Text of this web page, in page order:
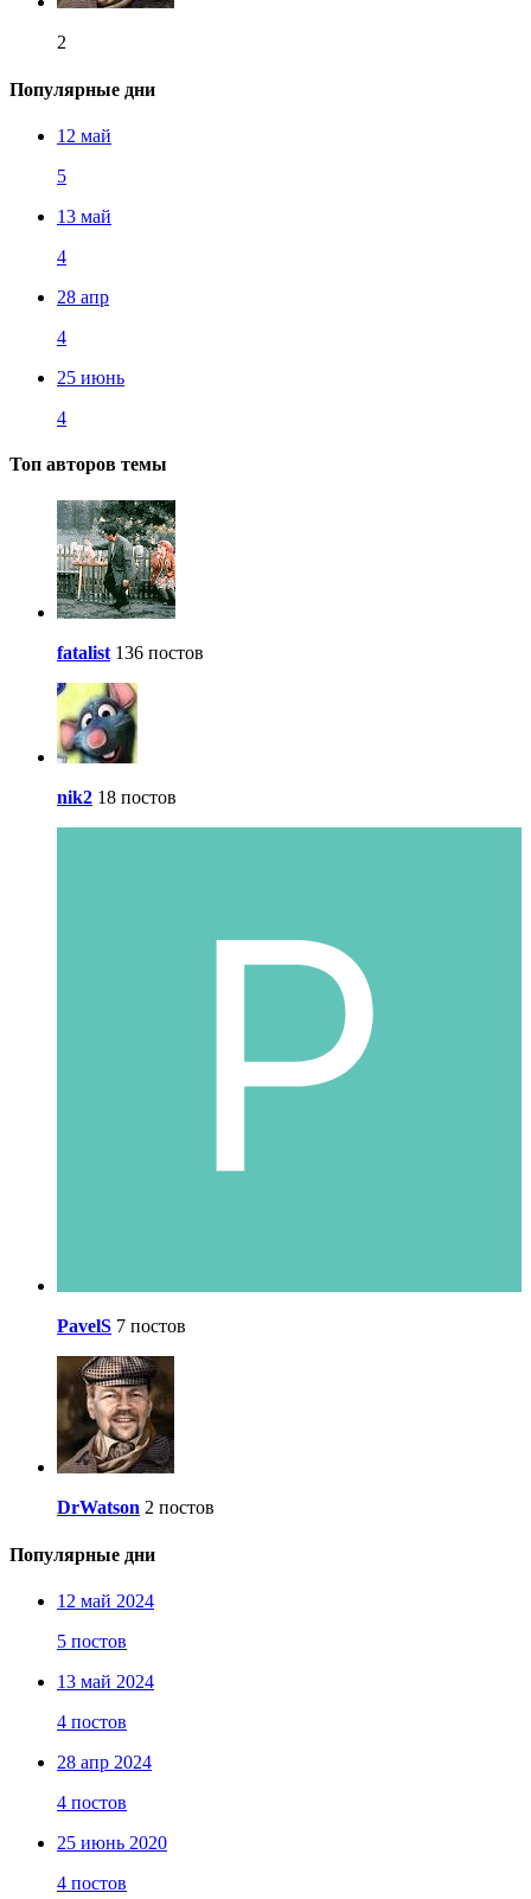
2
Популярные дни
12 май
5
13 май
4
28 апр
4
25 июнь
4
Топ авторов темы
fatalist 136 постов
nik2 18 постов
PavelS 7 постов
DrWatson 2 постов
Популярные дни
12 май 2024
5 постов
13 май 2024
4 постов
28 апр 2024
4 постов
25 июнь 2020
4 постов